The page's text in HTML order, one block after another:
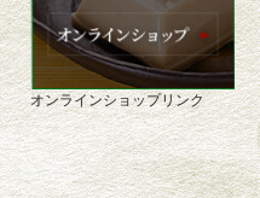
オンラインショップリンク